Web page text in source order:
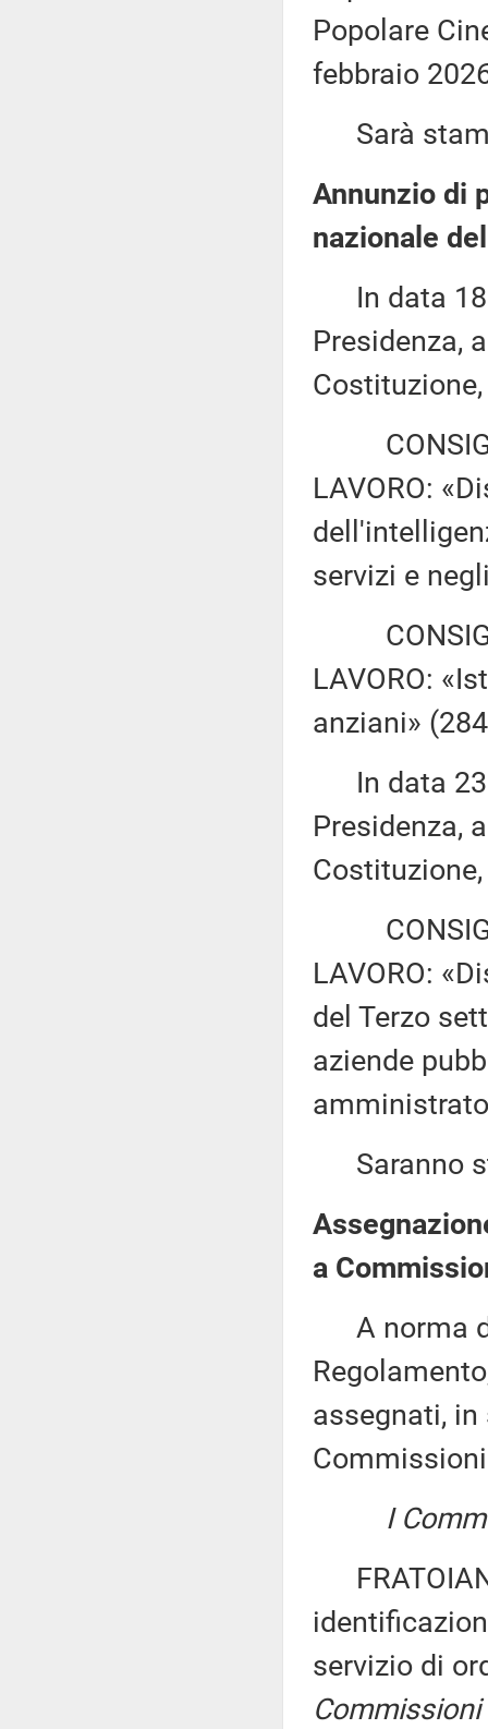
Popolare
febbraio
Sarà
Annunzio di
nazionale
In data 18
Presidenza,
LAVORO:
servizi e
LAVORO:
anziani»
In data 23
Presidenza,
LAVORO:
del Terzo
aziende
Saranno
a
A norma
assegnati,
I
servizio di